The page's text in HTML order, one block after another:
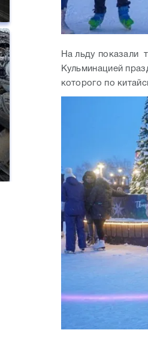
На льду показали
Кульминацией
которого по